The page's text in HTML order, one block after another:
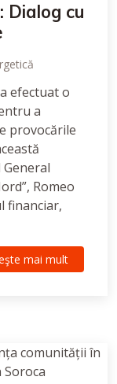
Dialog cu
efectuat o
a
provocările
Romeo
financiar,
mai mult